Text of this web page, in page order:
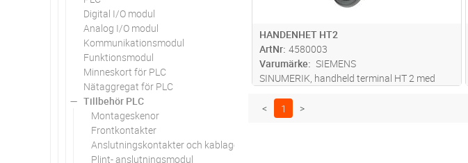
Digital I/O modul
Analog I/O modul
Kommunikationsmodul
Funktionsmodul
Minneskort för PLC
Nätaggregat för PLC
Tillbehör PLC
Montageskenor
Frontkontakter
Anslutningskontakter och kablage
Plint- anslutningsmodul
HANDENHET HT2
ArtNr 4580003
Varumärke
SIEMENS
SINUMERIK, handheld terminal HT 2 med
< 1 >